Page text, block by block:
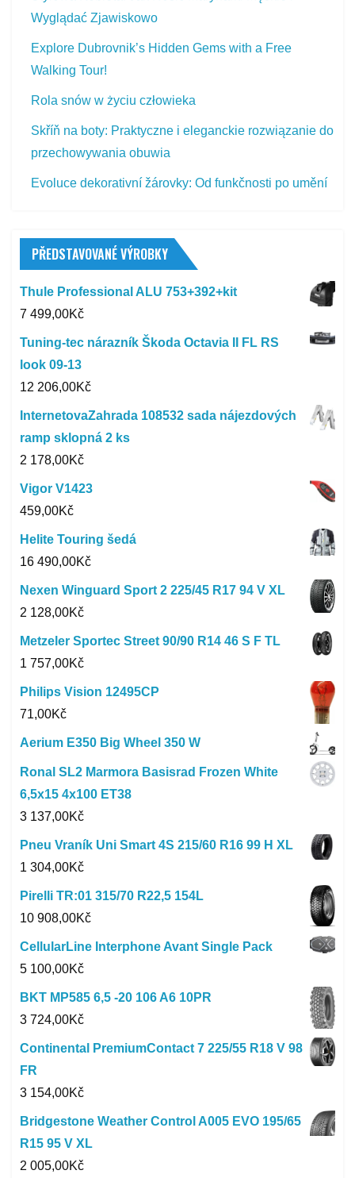
Wyglądać Zjawiskowo
Explore Dubrovnik’s Hidden Gems with a Free
Walking Tour!
Rola snów w życiu człowieka
Skříň na boty: Praktyczne i eleganckie rozwiązanie do
przechowywania obuwia
Evoluce dekorativní žárovky: Od funkčnosti po umění
PŘEDSTAVOVANÉ VÝROBKY
Thule Professional ALU 753+392+kit
7 499,00Kč
Tuning-tec nárazník Škoda Octavia II FL RS
look 09-13
12 206,00Kč
InternetovaZahrada 108532 sada nájezdových
ramp sklopná 2 ks
2 178,00Kč
Vigor V1423
459,00Kč
Helite Touring šedá
16 490,00Kč
Nexen Winguard Sport 2 225/45 R17 94 V XL
2 128,00Kč
Metzeler Sportec Street 90/90 R14 46 S F TL
1 757,00Kč
Philips Vision 12495CP
71,00Kč
Aerium E350 Big Wheel 350 W
Ronal SL2 Marmora Basisrad Frozen White
6,5x15 4x100 ET38
3 137,00Kč
Pneu Vraník Uni Smart 4S 215/60 R16 99 H XL
1 304,00Kč
Pirelli TR:01 315/70 R22,5 154L
10 908,00Kč
CellularLine Interphone Avant Single Pack
5 100,00Kč
BKT MP585 6,5 -20 106 A6 10PR
3 724,00Kč
Continental PremiumContact 7 225/55 R18 V 98
FR
3 154,00Kč
Bridgestone Weather Control A005 EVO 195/65
R15 95 V XL
2 005,00Kč